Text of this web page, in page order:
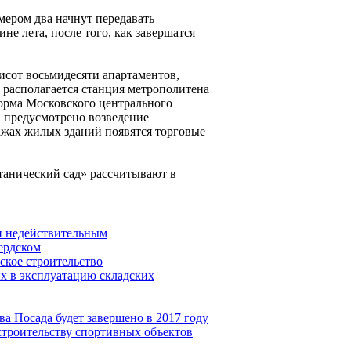
два начнут передавать
лета, после того, как завершатся
восьмидесяти апартаментов,
станция метрополитена
Московского центрального
возведение
жилых зданий появятся торговые
сад» рассчитывают в
недействительным
строительство
в эксплуатацию складских
Посада будет завершено в 2017 году
спортивных объектов